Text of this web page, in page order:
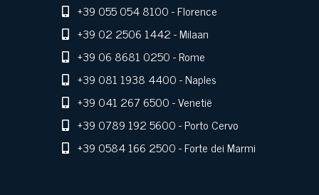
+39 055 054 8100- Florence
+39 02 2506 1442- Milaan
+39 06 8681 0250- Rome
+39 081 1938 4400- Naples
+39 041 267 6500- Venetië
+39 0789 192 5600- Porto Cervo
+39 0584 166 2500- Forte dei Marmi